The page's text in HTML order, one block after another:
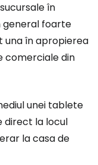
în
general foarte
una în apropierea
comerciale din
unei tablete
direct la locul
la casa de